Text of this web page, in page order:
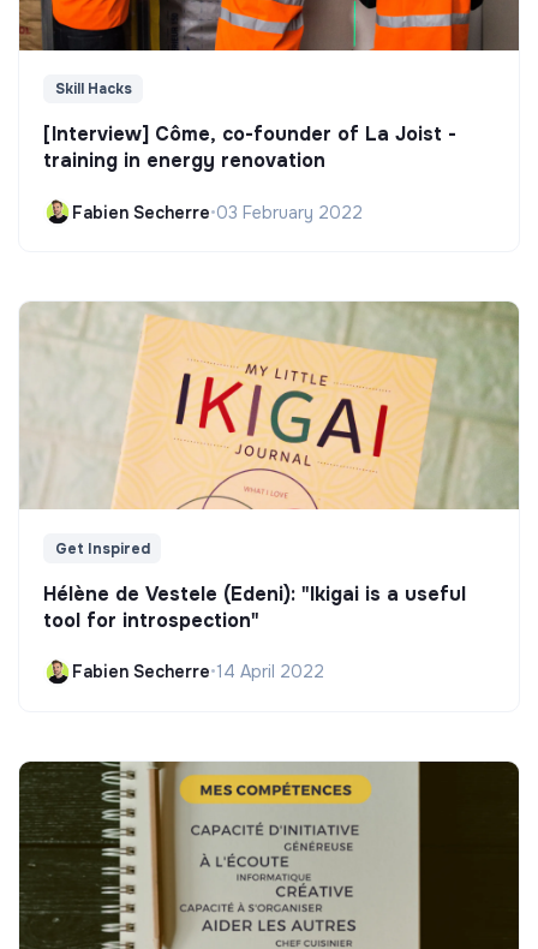
Skill Hacks
[Interview] Côme, co-founder of La Joist -
training in energy renovation
Fabien Secherre•03 February 2022
Get Inspired
Hélène de Vestele (Edeni): "Ikigai is a useful
tool for introspection"
Fabien Secherre•14 April 2022